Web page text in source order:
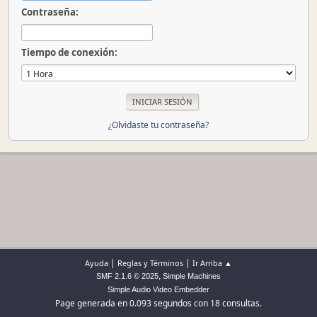
Contraseña:
Tiempo de conexión:
¿Olvidaste tu contraseña?
Ayuda | Reglas y Términos | Ir Arriba ▲
SMF 2.1.6 © 2025, Simple Machines
Simple Audio Video Embedder
Page generada en 0.093 segundos con 18 consultas.